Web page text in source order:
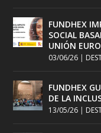
FUNDHEX
SOCIAL
UNIÓN
03/06/26 |
FUNDHEX
DE LA
13/05/26 |